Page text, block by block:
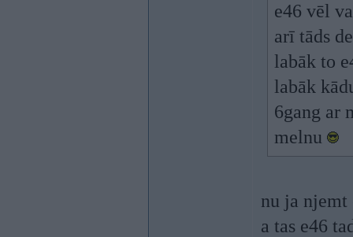
e46 vēl
arī tāds
labāk to
labāk
6gang ar
melnu
nu ja njemt
a tas e46